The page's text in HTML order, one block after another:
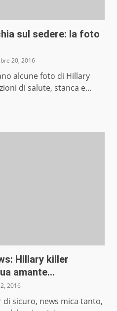
sul sedere: la foto
20, 2016
alcune foto di Hillary
di salute, stanca e...
Hillary killer
amante…
2016
di sicuro, news mica tanto,